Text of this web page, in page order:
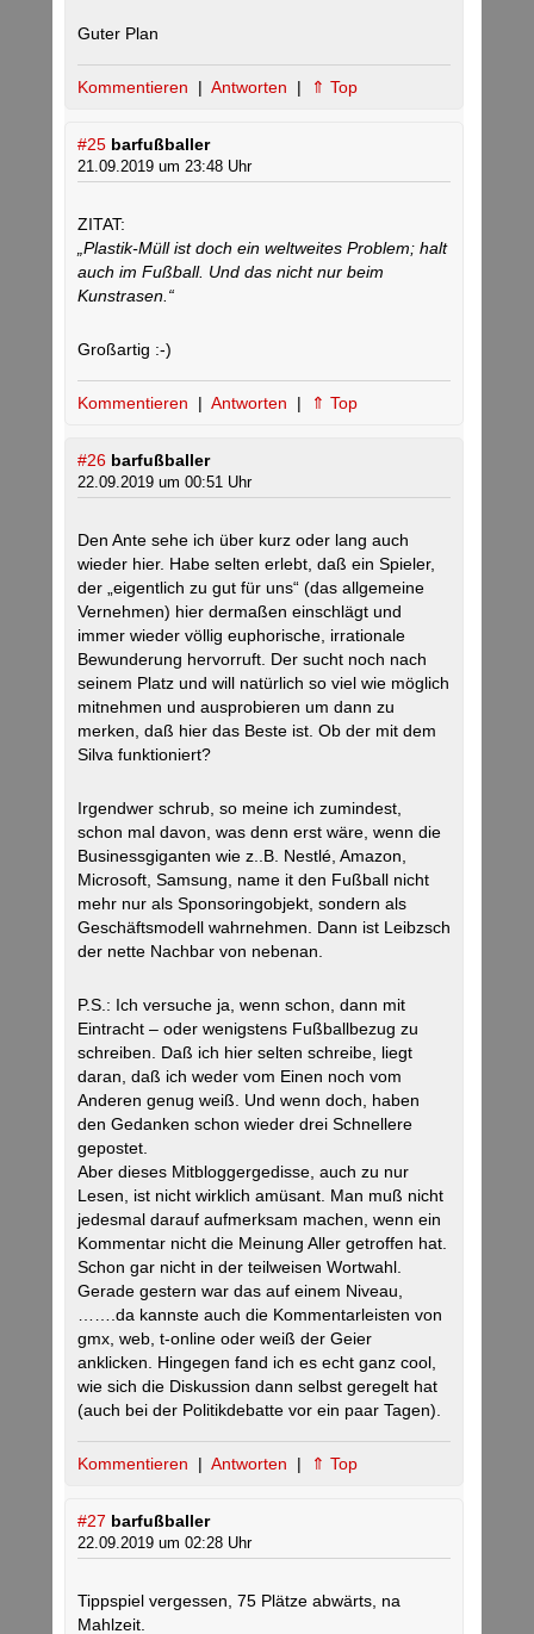
Guter Plan
Kommentieren | Antworten | ⇑ Top
#25 barfußballer
21.09.2019 um 23:48 Uhr
ZITAT:
„Plastik-Müll ist doch ein weltweites Problem; halt
auch im Fußball. Und das nicht nur beim
Kunstrasen.“
Großartig :-)
Kommentieren | Antworten | ⇑ Top
#26 barfußballer
22.09.2019 um 00:51 Uhr
Den Ante sehe ich über kurz oder lang auch
wieder hier. Habe selten erlebt, daß ein Spieler,
der „eigentlich zu gut für uns“ (das allgemeine
Vernehmen) hier dermaßen einschlägt und
immer wieder völlig euphorische, irrationale
Bewunderung hervorruft. Der sucht noch nach
seinem Platz und will natürlich so viel wie möglich
mitnehmen und ausprobieren um dann zu
merken, daß hier das Beste ist. Ob der mit dem
Silva funktioniert?
Irgendwer schrub, so meine ich zumindest,
schon mal davon, was denn erst wäre, wenn die
Businessgiganten wie z..B. Nestlé, Amazon,
Microsoft, Samsung, name it den Fußball nicht
mehr nur als Sponsoringobjekt, sondern als
Geschäftsmodell wahrnehmen. Dann ist Leibzsch
der nette Nachbar von nebenan.
P.S.: Ich versuche ja, wenn schon, dann mit
Eintracht – oder wenigstens Fußballbezug zu
schreiben. Daß ich hier selten schreibe, liegt
daran, daß ich weder vom Einen noch vom
Anderen genug weiß. Und wenn doch, haben
den Gedanken schon wieder drei Schnellere
gepostet.
Aber dieses Mitbloggergedisse, auch zu nur
Lesen, ist nicht wirklich amüsant. Man muß nicht
jedesmal darauf aufmerksam machen, wenn ein
Kommentar nicht die Meinung Aller getroffen hat.
Schon gar nicht in der teilweisen Wortwahl.
Gerade gestern war das auf einem Niveau,
…….da kannste auch die Kommentarleisten von
gmx, web, t-online oder weiß der Geier
anklicken. Hingegen fand ich es echt ganz cool,
wie sich die Diskussion dann selbst geregelt hat
(auch bei der Politikdebatte vor ein paar Tagen).
Kommentieren | Antworten | ⇑ Top
#27 barfußballer
22.09.2019 um 02:28 Uhr
Tippspiel vergessen, 75 Plätze abwärts, na
Mahlzeit.